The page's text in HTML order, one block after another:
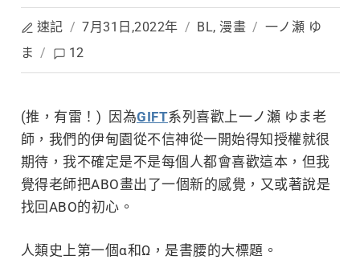
速記 / 7月31日,2022年 / BL, 漫畫 / 一ノ瀬 ゆ
ま / 12
(推，有雷！) 因為GIFT系列喜歡上一ノ瀬 ゆま老
師，我們的伊甸園從不信神從一開始得知授權就很
期待，我不確定是不是每個人都會喜歡這本，但我
覺得老師把ABO畫出了一個新的感覺，又或著說是
找回ABO的初心。
人類史上第一個α和Ω，是書腰的大標題。